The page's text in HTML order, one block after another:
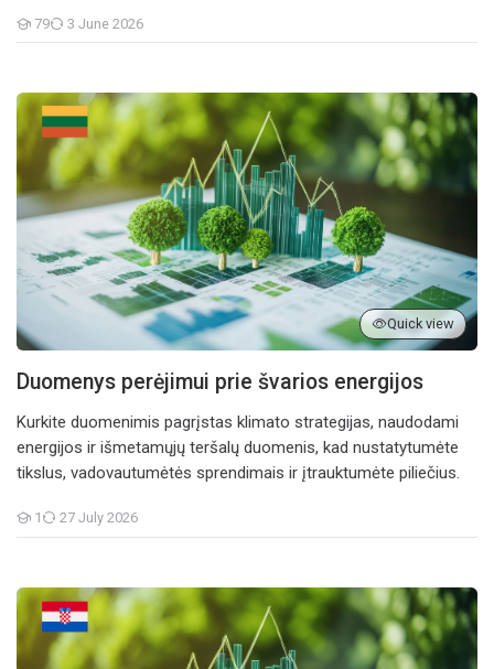
79
Students
3 June 2026
Quick view
Duomenys perėjimui prie švarios energijos
Kurkite duomenimis pagrįstas klimato strategijas, naudodami
energijos ir išmetamųjų teršalų duomenis, kad nustatytumėte
tikslus, vadovautumėtės sprendimais ir įtrauktumėte piliečius.
1
Students
27 July 2026
Duomenys perėjimui prie švarios energijos
Podaci za prijelaz na čistu energiju